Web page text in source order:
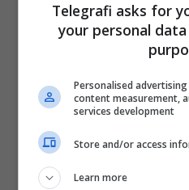
Telegrafi asks for
your personal
Personalised
content measurement,
services development
Store and/or access
Learn more